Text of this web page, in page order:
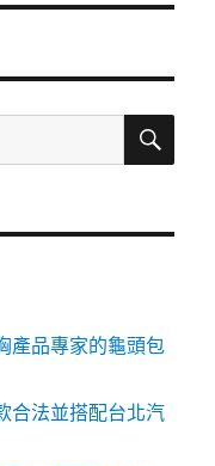
搜
產品專家的龜頭包
合法並搭配台北汽